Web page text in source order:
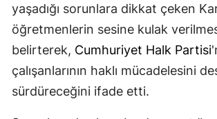
yaşadığı sorunlara dikkat çeken
öğretmenlerin sesine kulak
belirterek, Cumhuriyet Halk Partisi
çalışanlarının haklı mücadelesini
sürdüreceğini ifade etti.